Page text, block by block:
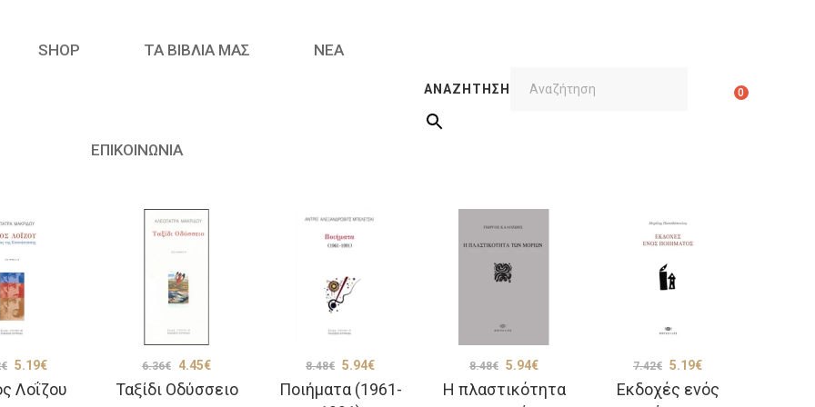
SHOP ΤΑ ΒΙΒΛΙΑ ΜΑΣ ΝΈΑ
ΕΠΙΚΟΙΝΩΝΙΑ
ΑΝΑΖΉΤΗΣΗ 0
Λοΐζου
€ Original
price
5.19€Η
τρέχουσα
Ταξίδι Οδύσσειο
6.36€
Original
price
4.45€Η
τρέχουσα
Ποιήματα (1961-
8.48€ Original
price
5.94€Η
τρέχουσα
Η πλαστικότητα
8.48€ Original
price
5.94€Η
τρέχουσα
Εκδοχές ενός
7.42€ Original
price
5.19€Η
τρέχουσα